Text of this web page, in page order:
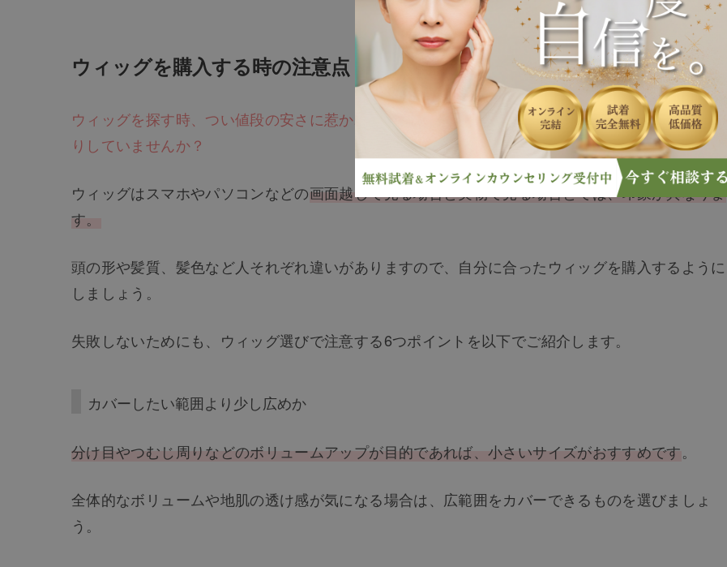
ウィッグを購入する時の注意点
ウィッグを探す時、つい値段の安さに惹かれたり、ネット通販サイトの口コミの良さだけで選んだ
りしていませんか？
ウィッグはスマホやパソコンなどの画面越しで見る場合と実物で見る場合とでは、印象が異なりま
す。
頭の形や髪質、髪色など人それぞれ違いがありますので、自分に合ったウィッグを購入するように
しましょう。
失敗しないためにも、ウィッグ選びで注意する6つポイントを以下でご紹介します。
カバーしたい範囲より少し広めか
分け目やつむじ周りなどのボリュームアップが目的であれば、小さいサイズがおすすめです。
全体的なボリュームや地肌の透け感が気になる場合は、広範囲をカバーできるものを選びましょ
う。